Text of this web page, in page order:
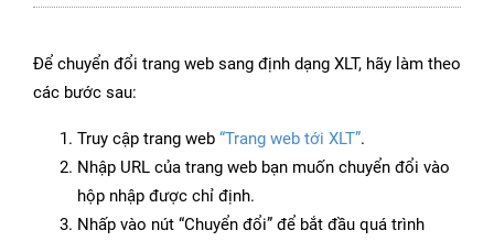
Để chuyển đổi trang web sang định dạng XLT, hãy làm theo
các bước sau:
Truy cập trang web “Trang web tới XLT”.
Nhập URL của trang web bạn muốn chuyển đổi vào
hộp nhập được chỉ định.
Nhấp vào nút “Chuyển đổi” để bắt đầu quá trình